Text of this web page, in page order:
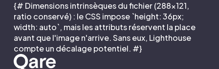
{# Dimensions intrinsèques du fichier (288×121,
ratio conservé) : le CSS impose `height: 36px;
width: auto`, mais les attributs réservent la place
avant que l'image n'arrive. Sans eux, Lighthouse
compte un décalage potentiel. #}